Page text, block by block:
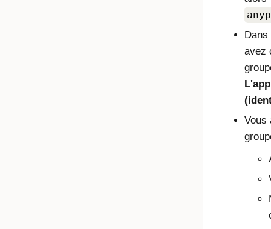
Dans
avez
Vous